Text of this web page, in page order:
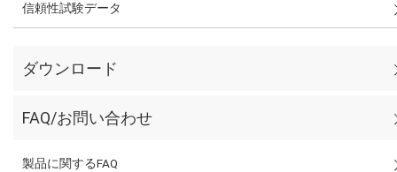
信頼性試験データ
ダウンロード
FAQ/お問い合わせ
製品に関するFAQ